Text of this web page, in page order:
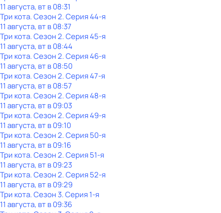
11 августа, вт в 08:31
Три кота. Сезон 2. Серия 44-я
11 августа, вт в 08:37
Три кота. Сезон 2. Серия 45-я
11 августа, вт в 08:44
Три кота. Сезон 2. Серия 46-я
11 августа, вт в 08:50
Три кота. Сезон 2. Серия 47-я
11 августа, вт в 08:57
Три кота. Сезон 2. Серия 48-я
11 августа, вт в 09:03
Три кота. Сезон 2. Серия 49-я
11 августа, вт в 09:10
Три кота. Сезон 2. Серия 50-я
11 августа, вт в 09:16
Три кота. Сезон 2. Серия 51-я
11 августа, вт в 09:23
Три кота. Сезон 2. Серия 52-я
11 августа, вт в 09:29
Три кота. Сезон 3. Серия 1-я
11 августа, вт в 09:36